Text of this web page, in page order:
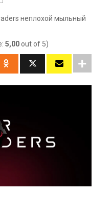
неплохой мыльный
5,00out of 5)